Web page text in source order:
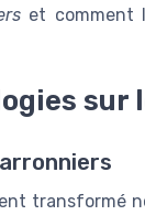
et comment
sur
transformé